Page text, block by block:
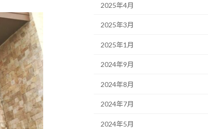
2025年4月
2025年3月
2025年1月
2024年9月
2024年8月
2024年7月
2024年5月